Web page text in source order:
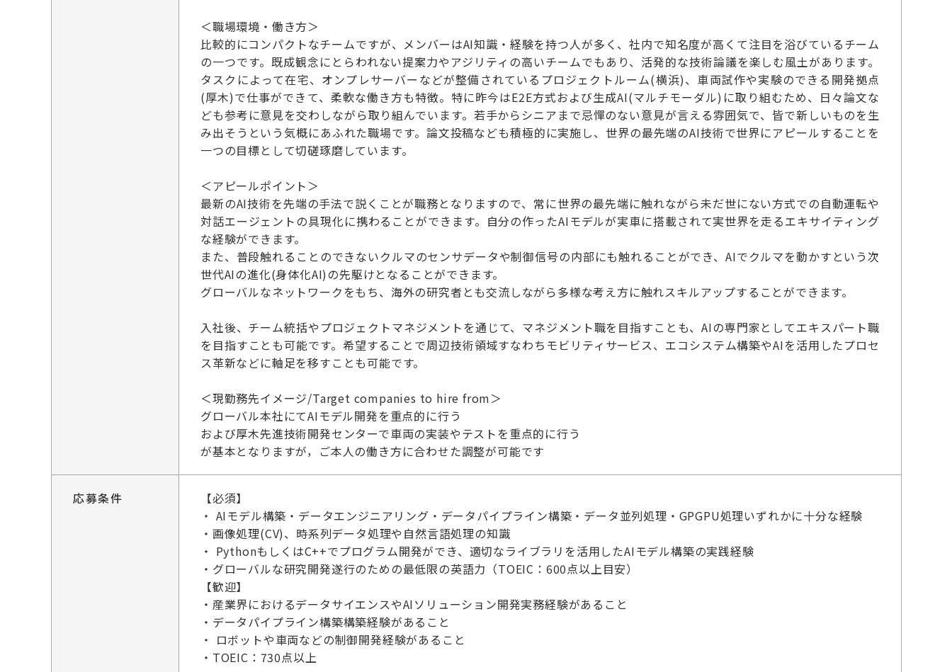
＜職場環境・働き方＞
比較的にコンパクトなチームですが、メンバーはAI知識・経験を持つ人が多く、社内で知名度が高くて注目を浴びているチーム
の一つです。既成観念にとらわれない提案力やアジリティの高いチームでもあり、活発的な技術論議を楽しむ風土があります。
タスクによって在宅、オンプレサーバーなどが整備されているプロジェクトルーム(横浜)、車両試作や実験のできる開発拠点
(厚木)で仕事ができて、柔軟な働き方も特徴。特に昨今はE2E方式および生成AI(マルチモーダル)に取り組むため、日々論文な
ども参考に意見を交わしながら取り組んでいます。若手からシニアまで忌憚のない意見が言える雰囲気で、皆で新しいものを生
み出そうという気概にあふれた職場です。論文投稿なども積極的に実施し、世界の最先端のAI技術で世界にアピールすることを
一つの目標として切磋琢磨しています。
＜アピールポイント＞
最新のAI技術を先端の手法で説くことが職務となりますので、常に世界の最先端に触れながら未だ世にない方式での自動運転や
対話エージェントの具現化に携わることができます。自分の作ったAIモデルが実車に搭載されて実世界を走るエキサイティング
な経験ができます。
また、普段触れることのできないクルマのセンサデータや制御信号の内部にも触れることができ、AIでクルマを動かすという次
世代AIの進化(身体化AI)の先駆けとなることができます。
グローバルなネットワークをもち、海外の研究者とも交流しながら多様な考え方に触れスキルアップすることができます。
入社後、チーム統括やプロジェクトマネジメントを通じて、マネジメント職を目指すことも、AIの専門家としてエキスパート職
を目指すことも可能です。希望することで周辺技術領域すなわちモビリティサービス、エコシステム構築やAIを活用したプロセ
ス革新などに軸足を移すことも可能です。
＜現勤務先イメージ/Target companies to hire from＞
グローバル本社にてAIモデル開発を重点的に行う
および厚木先進技術開発センターで車両の実装やテストを重点的に行う
が基本となりますが，ご本人の働き方に合わせた調整が可能です
応募条件
【必須】
・ AIモデル構築・データエンジニアリング・データパイプライン構築・データ並列処理・GPGPU処理いずれかに十分な経験
・画像処理(CV)、時系列データ処理や自然言語処理の知識
・ PythonもしくはC++でプログラム開発ができ、適切なライブラリを活用したAIモデル構築の実践経験
・グローバルな研究開発遂行のための最低限の英語力（TOEIC：600点以上目安）
【歓迎】
・産業界におけるデータサイエンスやAIソリューション開発実務経験があること
・データパイプライン構築構築経験があること
・ ロボットや車両などの制御開発経験があること
・TOEIC：730点以上